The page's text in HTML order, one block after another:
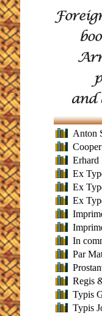
Anton
Erhard
Ex
Ex
Ex
In
Par
Regis
Typis
Typis